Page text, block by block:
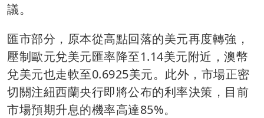
議。
匯市部分，原本從高點回落的美元再度轉強，
壓制歐元兌美元匯率降至1.14美元附近，澳幣
兌美元也走軟至0.6925美元。此外，市場正密
切關注紐西蘭央行即將公布的利率決策，目前
市場預期升息的機率高達85%。